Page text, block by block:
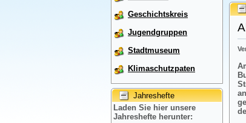
Geschichtskreis
Jugendgruppen
Stadtmuseum
Klimaschutzpaten
Jahreshefte
Laden Sie hier unsere
Jahreshefte herunter: